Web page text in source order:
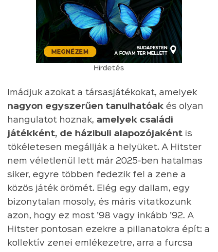
Hirdetés
Imádjuk azokat a társasjátékokat, amelyek
nagyon egyszerűen tanulhatóak és olyan
hangulatot hoznak, amelyek családi
játékként, de házibuli alapozójaként is
tökéletesen megállják a helyüket. A Hitster
nem véletlenül lett már 2025-ben hatalmas
siker, egyre többen fedezik fel a zene a
közös játék örömét. Elég egy dallam, egy
bizonytalan mosoly, és máris vitatkozunk
azon, hogy ez most ’98 vagy inkább ’92. A
Hitster pontosan ezekre a pillanatokra épít: a
kollektív zenei emlékezetre, arra a furcsa